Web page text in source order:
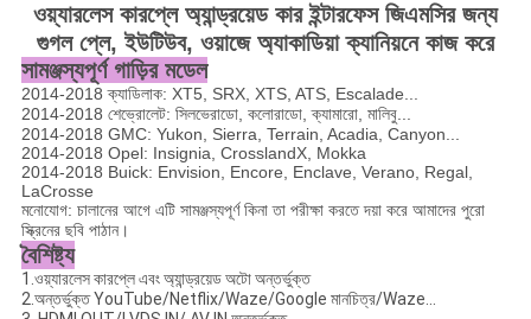
ওয়্যারলেস কারপ্লে অ্যান্ড্রয়েড কার ইন্টারফেস জিএমসির জন্য
গুগল প্লে, ইউটিউব, ওয়াজে অ্যাকাডিয়া ক্যানিয়নে কাজ করে
সামঞ্জস্যপূর্ণ গাড়ির মডেল
2014-2018 ক্যাডিলাক: XT5, SRX, XTS, ATS, Escalade...
2014-2018 শেভ্রোলেট: সিলভেরাডো, কলোরাডো, ক্যামারো, মালিবু...
2014-2018 GMC: Yukon, Sierra, Terrain, Acadia, Canyon...
2014-2018 Opel: Insignia, CrosslandX, Mokka
2014-2018 Buick: Envision, Encore, Enclave, Verano, Regal,
LaCrosse
মনোযোগ: চালানের আগে এটি সামঞ্জস্যপূর্ণ কিনা তা পরীক্ষা করতে দয়া করে আমাদের পুরো
স্ক্রিনের ছবি পাঠান।
বৈশিষ্ট্য
1.ওয়্যারলেস কারপ্লে এবং অ্যান্ড্রয়েড অটো অন্তর্ভুক্ত
2.অন্তর্ভুক্ত YouTube/Netflix/Waze/Google মানচিত্র/Waze...